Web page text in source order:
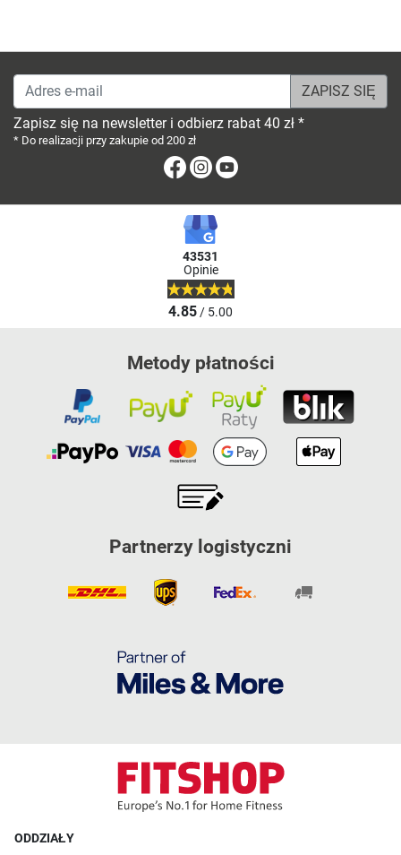
Adres e-mail
Zapisz się na newsletter i odbierz rabat 40 zł *
* Do realizacji przy zakupie od 200 zł
FacebookInstagram
43531
Opinie
4.85/ 5.00
Metody płatności
Partnerzy logistyczni
ODDZIAŁY